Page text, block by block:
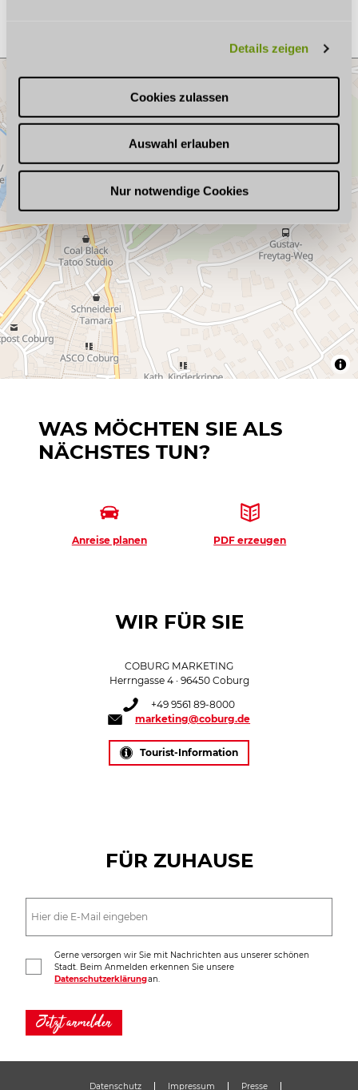
w
Details zeigen
Cookies zulassen
Auswahl erlauben
Nur notwendige Cookies
WAS MÖCHTEN SIE ALS
NÄCHSTES TUN?
Anreise planen PDF erzeugen
WIR FÜR SIE
COBURG MARKETING
Herrngasse 4 · 96450 Coburg
+49 9561 89-8000
marketing@coburg.de
Tourist-Information
FÜR ZUHAUSE
Gerne versorgen wir Sie mit Nachrichten aus unserer schönen
Stadt. Beim Anmelden erkennen Sie unsere
Datenschutzerklärungan.
Jetzt anmelden
Datenschutz Impressum Presse